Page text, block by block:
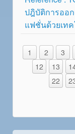
ปฎิบัติการออ
แฟชั่นด้วยเท
1 2 3
12
13
22